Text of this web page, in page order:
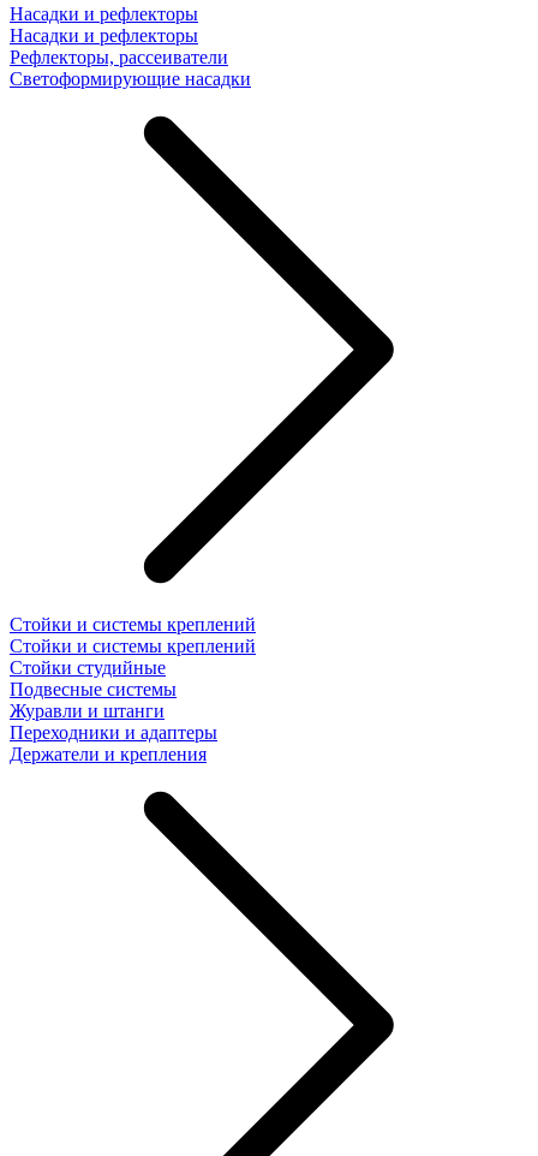
Насадки и рефлекторы
Насадки и рефлекторы
Рефлекторы, рассеиватели
Светоформирующие насадки
Стойки и системы креплений
Стойки и системы креплений
Стойки студийные
Подвесные системы
Журавли и штанги
Переходники и адаптеры
Держатели и крепления